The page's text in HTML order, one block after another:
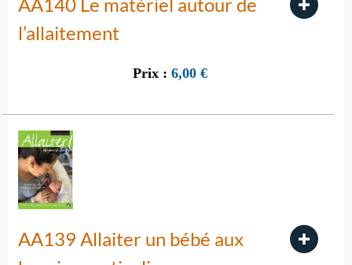
l’allaitement
Prix : 6,00 €
AA139 Allaiter un bébé aux